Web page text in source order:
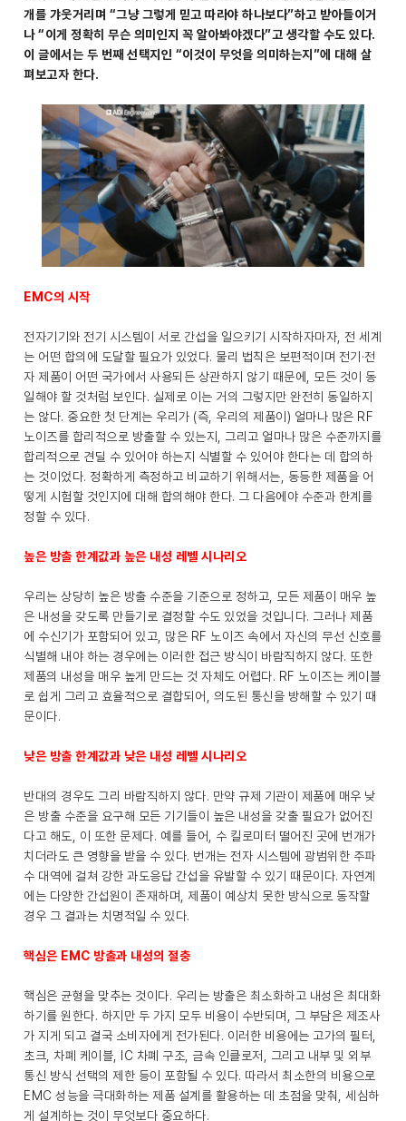
개를 갸웃거리며 “그냥 그렇게 믿고 따라야 하나보다”하고 받아들이거
나 “이게 정확히 무슨 의미인지 꼭 알아봐야겠다”고 생각할 수도 있다.
이 글에서는 두 번째 선택지인 “이것이 무엇을 의미하는지”에 대해 살
펴보고자 한다.
EMC의 시작
전자기기와 전기 시스템이 서로 간섭을 일으키기 시작하자마자, 전 세계
는 어떤 합의에 도달할 필요가 있었다. 물리 법칙은 보편적이며 전기·전
자 제품이 어떤 국가에서 사용되든 상관하지 않기 때문에, 모든 것이 동
일해야 할 것처럼 보인다. 실제로 이는 거의 그렇지만 완전히 동일하지
는 않다. 중요한 첫 단계는 우리가 (즉, 우리의 제품이) 얼마나 많은 RF
노이즈를 합리적으로 방출할 수 있는지, 그리고 얼마나 많은 수준까지를
합리적으로 견딜 수 있어야 하는지 식별할 수 있어야 한다는 데 합의하
는 것이었다. 정확하게 측정하고 비교하기 위해서는, 동등한 제품을 어
떻게 시험할 것인지에 대해 합의해야 한다. 그 다음에야 수준과 한계를
정할 수 있다.
높은 방출 한계값과 높은 내성 레벨 시나리오
우리는 상당히 높은 방출 수준을 기준으로 정하고, 모든 제품이 매우 높
은 내성을 갖도록 만들기로 결정할 수도 있었을 것입니다. 그러나 제품
에 수신기가 포함되어 있고, 많은 RF 노이즈 속에서 자신의 무선 신호를
식별해 내야 하는 경우에는 이러한 접근 방식이 바람직하지 않다. 또한
제품의 내성을 매우 높게 만드는 것 자체도 어렵다. RF 노이즈는 케이블
로 쉽게 그리고 효율적으로 결합되어, 의도된 통신을 방해할 수 있기 때
문이다.
낮은 방출 한계값과 낮은 내성 레벨 시나리오
반대의 경우도 그리 바람직하지 않다. 만약 규제 기관이 제품에 매우 낮
은 방출 수준을 요구해 모든 기기들이 높은 내성을 갖출 필요가 없어진
다고 해도, 이 또한 문제다. 예를 들어, 수 킬로미터 떨어진 곳에 번개가
치더라도 큰 영향을 받을 수 있다. 번개는 전자 시스템에 광범위한 주파
수 대역에 걸쳐 강한 과도응답 간섭을 유발할 수 있기 때문이다. 자연계
에는 다양한 간섭원이 존재하며, 제품이 예상치 못한 방식으로 동작할
경우 그 결과는 치명적일 수 있다.
핵심은 EMC 방출과 내성의 절충
핵심은 균형을 맞추는 것이다. 우리는 방출은 최소화하고 내성은 최대화
하기를 원한다. 하지만 두 가지 모두 비용이 수반되며, 그 부담은 제조사
가 지게 되고 결국 소비자에게 전가된다. 이러한 비용에는 고가의 필터,
초크, 차폐 케이블, IC 차폐 구조, 금속 인클로저, 그리고 내부 및 외부
통신 방식 선택의 제한 등이 포함될 수 있다. 따라서 최소한의 비용으로
EMC 성능을 극대화하는 제품 설계를 활용하는 데 초점을 맞춰, 세심하
게 설계하는 것이 무엇보다 중요하다.